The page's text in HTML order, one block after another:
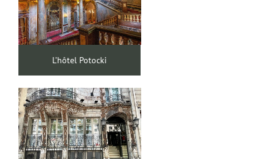
L’hôtel Potocki